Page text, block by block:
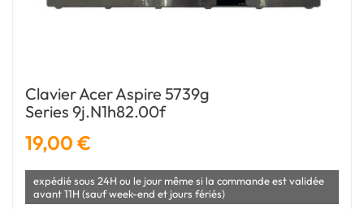
Clavier Acer Aspire 5739g
Series 9j.n1h82.00f
19,00 €
expédié sous 24H ou le jour même si la commande est validée
avant 11H (sauf week-end et jours fériés)